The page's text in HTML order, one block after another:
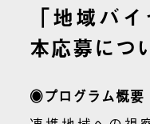
「地域バ
本応募につ
◉プログラム概要